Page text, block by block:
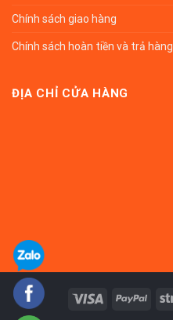
Chính sách giao hàng
Chính sách hoàn tiền và trả hàng
ĐỊA CHỈ CỬA HÀNG